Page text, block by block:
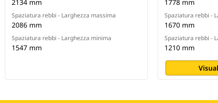
2134 mm
Spaziatura rebbi - Larghezza massima
2086 mm
Spaziatura rebbi - Larghezza minima
1547 mm
1778 mm
Spaziatura rebbi -
1670 mm
Spaziatura rebbi -
1210 mm